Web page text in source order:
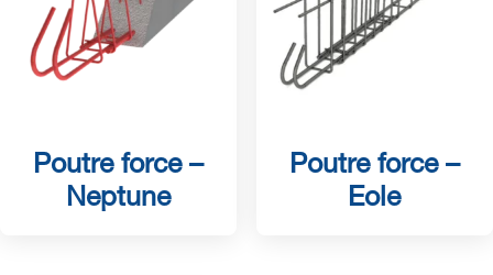
Poutre force –
Neptune
Poutre force –
Eole